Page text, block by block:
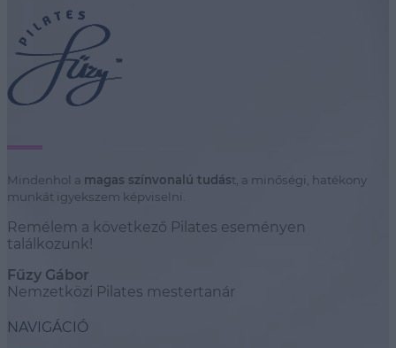
Mindenhol a magas színvonalú tudást, a minőségi, hatékony
munkát igyekszem képviselni.
Remélem a következő Pilates eseményen
találkozunk!
Fűzy Gábor
Nemzetközi Pilates mestertanár
NAVIGÁCIÓ